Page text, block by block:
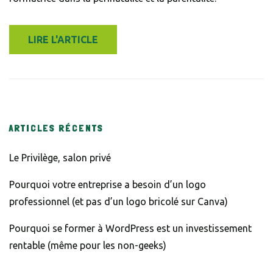
LIRE L'ARTICLE
ARTICLES RÉCENTS
Le Privilège, salon privé
Pourquoi votre entreprise a besoin d’un logo
professionnel (et pas d’un logo bricolé sur Canva)
Pourquoi se former à WordPress est un investissement
rentable (même pour les non-geeks)